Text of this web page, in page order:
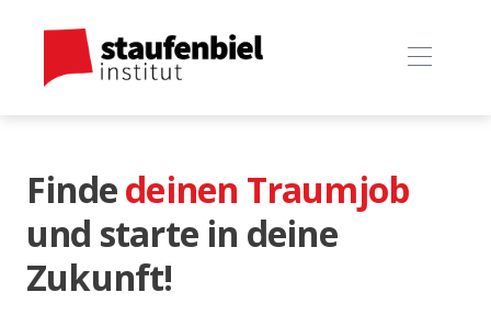
Findedeinen Traumjob
und starte in deine
Zukunft!